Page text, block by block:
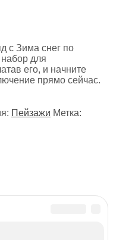
с Зима снег по
для
его, и начните
прямо сейчас.
Пейзажи Метка: